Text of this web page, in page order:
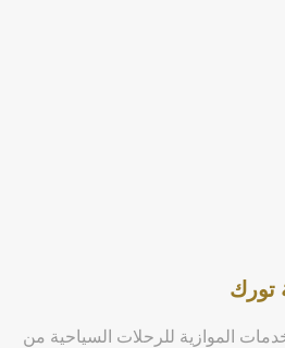
تورك
الموازية للرحلات السياحية من